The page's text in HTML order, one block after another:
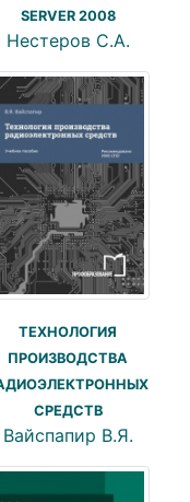
SERVER 2008
Нестеров С.А.
ТЕХНОЛОГИЯ
ПРОИЗВОДСТВА
СРЕДСТВ
Вайспапир В.Я.